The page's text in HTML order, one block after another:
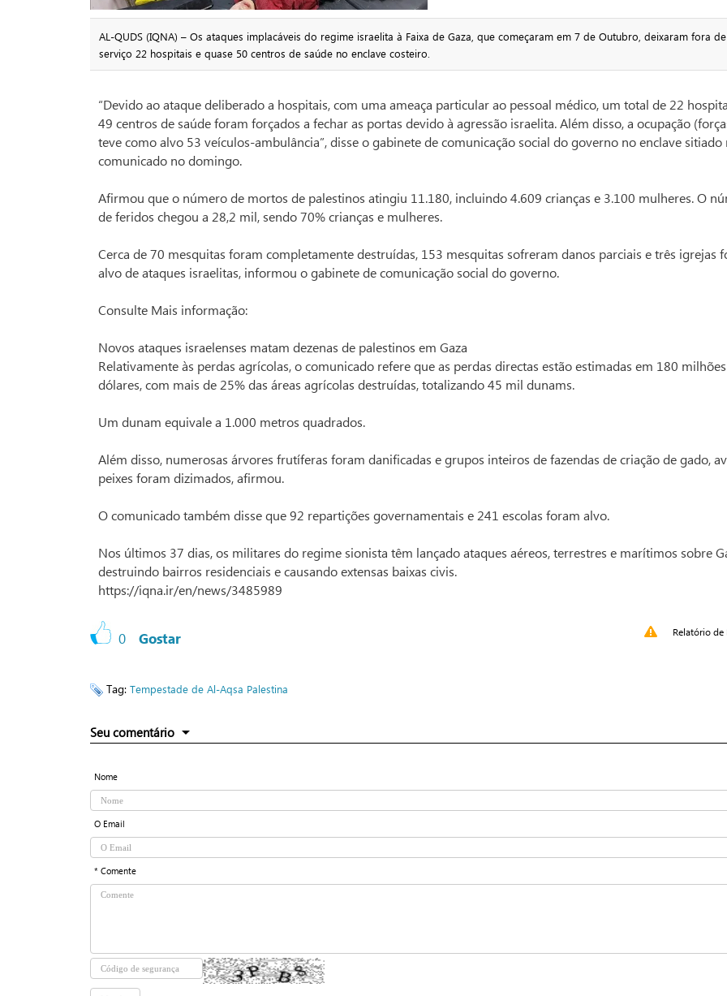
AL-QUDS (IQNA) – Os ataques implacáveis do regime israelita à Faixa de Gaza, que começaram em 7 de Outubro, deixaram fora de
serviço 22 hospitais e quase 50 centros de saúde no enclave costeiro.
“Devido ao ataque deliberado a hospitais, com uma ameaça particular ao pessoal médico, um total de 22
49 centros de saúde foram forçados a fechar as portas devido à agressão israelita. Além disso, a ocupação
teve como alvo 53 veículos-ambulância”, disse o gabinete de comunicação social do governo no enclave sitiado
comunicado no domingo.
Afirmou que o número de mortos de palestinos atingiu 11.180, incluindo 4.609 crianças e 3.100 mulheres. O
de feridos chegou a 28,2 mil, sendo 70% crianças e mulheres.
Cerca de 70 mesquitas foram completamente destruídas, 153 mesquitas sofreram danos parciais e três igrejas
alvo de ataques israelitas, informou o gabinete de comunicação social do governo.
Consulte Mais informação:
Novos ataques israelenses matam dezenas de palestinos em Gaza
Relativamente às perdas agrícolas, o comunicado refere que as perdas directas estão estimadas em 180
dólares, com mais de 25% das áreas agrícolas destruídas, totalizando 45 mil dunams.
Um dunam equivale a 1.000 metros quadrados.
Além disso, numerosas árvores frutíferas foram danificadas e grupos inteiros de fazendas de criação de gado,
peixes foram dizimados, afirmou.
O comunicado também disse que 92 repartições governamentais e 241 escolas foram alvo.
Nos últimos 37 dias, os militares do regime sionista têm lançado ataques aéreos, terrestres e marítimos sobre
destruindo bairros residenciais e causando extensas baixas civis.
https://iqna.ir/en/news/3485989
0 Gostar Relatório de
Tag: Tempestade de Al-Aqsa Palestina
Seu comentário
Nome
O Email
* Comente